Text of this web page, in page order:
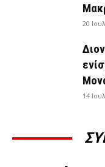
20
14
ΣΥΝΕΝΤΕΎΞΕΙΣ